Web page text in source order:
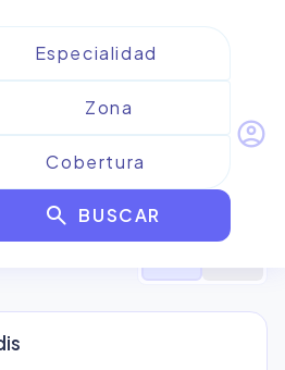
search BUSCAR
account_circle
Oncología